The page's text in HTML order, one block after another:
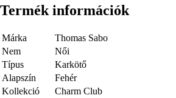
Termék információk
Márka
Thomas Sabo
Nem
Női
Típus
Karkötő
Alapszín
Fehér
Kollekció
Charm Club